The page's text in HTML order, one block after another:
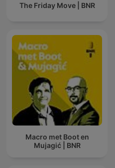
The Friday Move | BNR
Macro met Boot en
Mujagić | BNR